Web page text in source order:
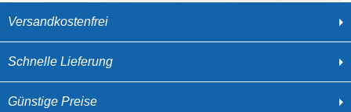
Versandkostenfrei
Schnelle Lieferung
Günstige Preise